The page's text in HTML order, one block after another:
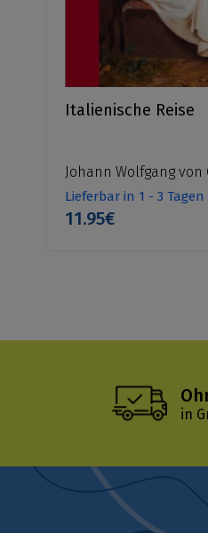
Italienische Reise
Johann Wolfgang von
Lieferbar in 1 - 3 Tagen
11.95€
in